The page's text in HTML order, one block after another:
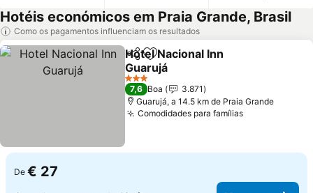
Hotéis económicos em Praia Grande, Brasil
Como os pagamentos influenciam os resultados
PartilharAdicionar aos favoritos
Hotel Nacional Inn
Guarujá
3 Estrelas
7,6 Boa
3.871
Guarujá, a 14.5 km de Praia Grande
Comodidades para famílias
De € 27